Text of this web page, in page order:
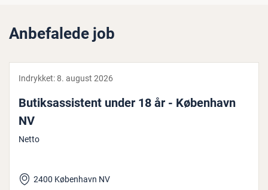
Anbefalede job
Indrykket:8. august 2026
Bu­tiksas­si­stent under 18 år - København
NV
Netto
2400 København NV